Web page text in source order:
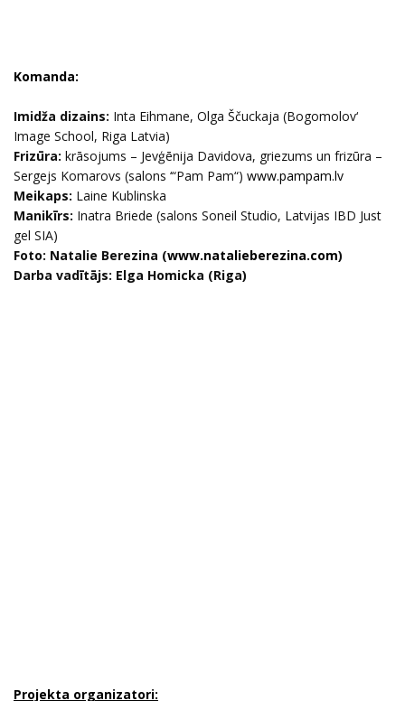
Komanda:
Imidža dizains: Inta Eihmane, Olga Ščuckaja (Bogomolov‘
Image School, Riga Latvia)
Frizūra: krāsojums – Jevģēnija Davidova, griezums un frizūra –
Sergejs Komarovs (salons ‘“Pam Pam“) www.pampam.lv
Meikaps: Laine Kublinska
Manikīrs: Inatra Briede (salons Soneil Studio, Latvijas IBD Just
gel SIA)
Foto: Natalie Berezina (www.natalieberezina.com)
Darba vadītājs: Elga Homicka (Riga)
Projekta organizatori: